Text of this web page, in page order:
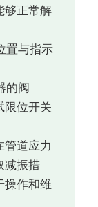
够正常解
置与指示
的阀
限位开关
管道应力
减振措
操作和维